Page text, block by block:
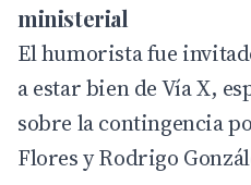
ministerial
El humorista fue
a estar bien de Vía X,
sobre la contingencia
Flores y Rodrigo